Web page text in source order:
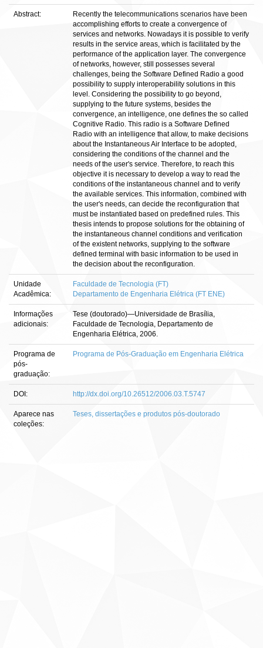
Abstract:
Recently the telecommunications scenarios have been
accomplishing efforts to create a convergence of
services and networks. Nowadays it is possible to verify
results in the service areas, which is facilitated by the
performance of the application layer. The convergence
of networks, however, still possesses several
challenges, being the Software Defined Radio a good
possibility to supply interoperability solutions in this
level. Considering the possibility to go beyond,
supplying to the future systems, besides the
convergence, an intelligence, one defines the so called
Cognitive Radio. This radio is a Software Defined
Radio with an intelligence that allow, to make decisions
about the Instantaneous Air Interface to be adopted,
considering the conditions of the channel and the
needs of the user's service. Therefore, to reach this
objective it is necessary to develop a way to read the
conditions of the instantaneous channel and to verify
the available services. This information, combined with
the user's needs, can decide the reconfiguration that
must be instantiated based on predefined rules. This
thesis intends to propose solutions for the obtaining of
the instantaneous channel conditions and verification
of the existent networks, supplying to the software
defined terminal with basic information to be used in
the decision about the reconfiguration.
Unidade
Acadêmica:
Faculdade de Tecnologia (FT)
Departamento de Engenharia Elétrica (FT ENE)
Informações
adicionais:
Tese (doutorado)—Universidade de Brasília,
Faculdade de Tecnologia, Departamento de
Engenharia Elétrica, 2006.
Programa de
pós-
graduação:
Programa de Pós-Graduação em Engenharia Elétrica
DOI: http://dx.doi.org/10.26512/2006.03.T.5747
Aparece nas
coleções:
Teses, dissertações e produtos pós-doutorado